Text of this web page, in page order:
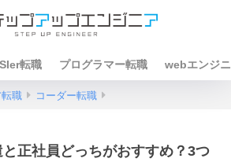
SIer転職 プログラマー転職 webエンジ
職 コーダー転職
と正社員どっちがおすすめ？3つ